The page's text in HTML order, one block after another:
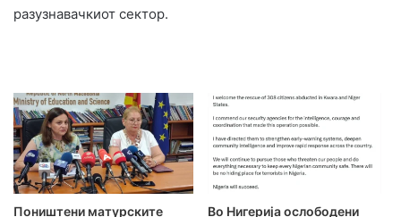
разузнавачкиот сектор.
Поништени матурските
Во Нигерија ослободени